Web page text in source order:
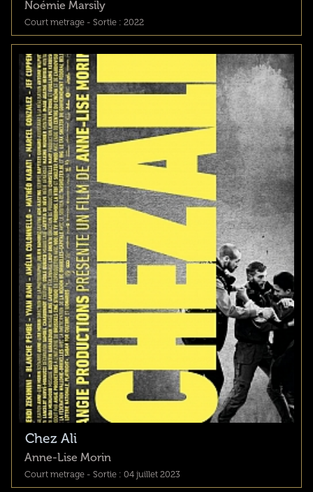
Noémie Marsily
Court metrage - Sortie : 2022
Chez Ali
Anne-Lise Morin
Court metrage - Sortie : 04 juillet 2023